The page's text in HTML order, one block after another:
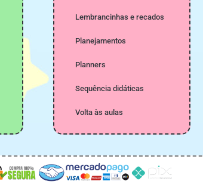
Lembrancinhas e recados
Planejamentos
Planners
Sequência didáticas
Volta às aulas